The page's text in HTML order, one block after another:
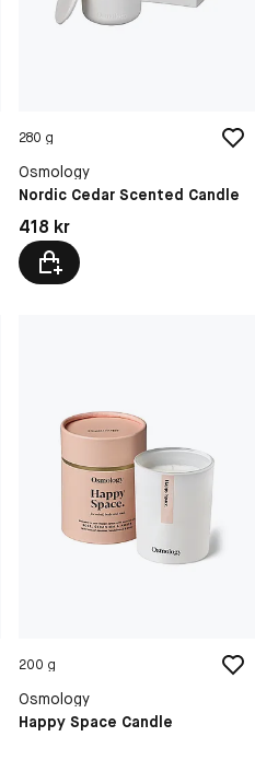
280 g
Osmology
Nordic Cedar Scented Candle
Pris: 418 kr
418 kr
200 g
Osmology
Happy Space Candle